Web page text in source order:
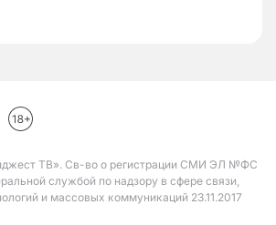
ТВ». Св-во о регистрации СМИ ЭЛ №ФС
службой по надзору в сфере связи,
и массовых коммуникаций 23.11.2017